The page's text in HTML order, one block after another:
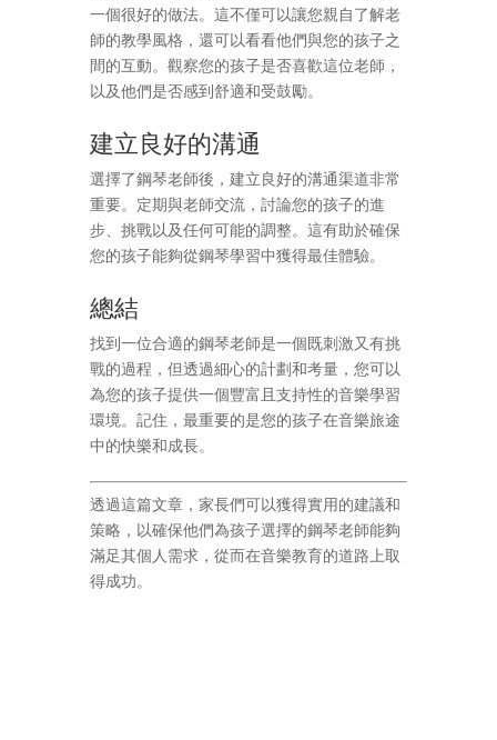
一個很好的做法。這不僅可以讓您親自了解老
師的教學風格，還可以看看他們與您的孩子之
間的互動。觀察您的孩子是否喜歡這位老師，
以及他們是否感到舒適和受鼓勵。
建立良好的溝通
選擇了鋼琴老師後，建立良好的溝通渠道非常
重要。定期與老師交流，討論您的孩子的進
步、挑戰以及任何可能的調整。這有助於確保
您的孩子能夠從鋼琴學習中獲得最佳體驗。
總結
找到一位合適的鋼琴老師是一個既刺激又有挑
戰的過程，但透過細心的計劃和考量，您可以
為您的孩子提供一個豐富且支持性的音樂學習
環境。記住，最重要的是您的孩子在音樂旅途
中的快樂和成長。
透過這篇文章，家長們可以獲得實用的建議和
策略，以確保他們為孩子選擇的鋼琴老師能夠
滿足其個人需求，從而在音樂教育的道路上取
得成功。